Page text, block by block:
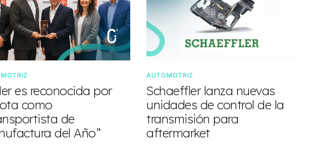
es reconocida por
como
de
del Año”
AUTOMOTRIZ
Schaeffler lanza nuevas
unidades de control de la
transmisión para
aftermarket